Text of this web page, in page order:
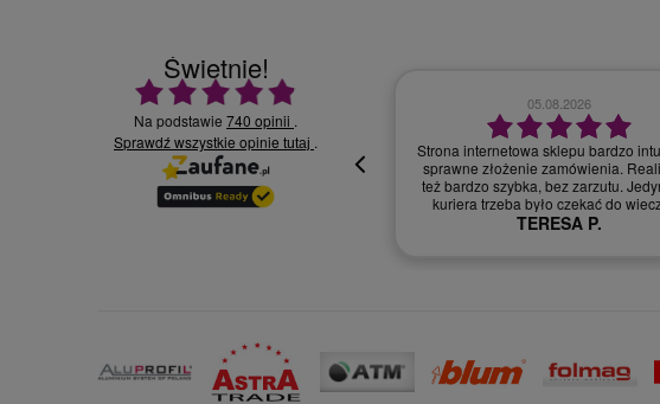
Świetnie!
Ocena średnia 4.9 na 5
Na podstawie 740 opinii .
Sprawdź wszystkie opinie tutaj .
30.07.2026
oki
30.07.2026
Wszystko super, miła i
obsługa.